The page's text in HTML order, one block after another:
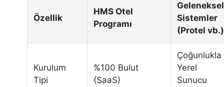
Özellik
HMS Otel
Programı
Geleneksel
Sistemler
(Protel vb.)
Kurulum
Tipi
%100 Bulut
(SaaS)
Çoğunlukla
Yerel
Sunucu